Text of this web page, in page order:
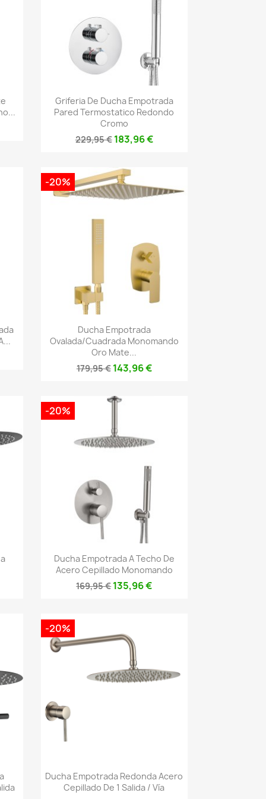
Vista rápida
Griferia De Ducha Empotrada
Pared Termostatico Redondo
Cromo
229,95 € 183,96 €
Vista rápida
Ducha Empotrada
Ovalada/cuadrada Monomando
Oro Mate...
179,95 € 143,96 €
-20%
Vista rápida
Ducha Empotrada A Techo De
Acero Cepillado Monomando
169,95 €135,96 €
-20%
Vista rápida
Ducha Empotrada Redonda Acero
Cepillado De 1 Salida / Vía
-20%